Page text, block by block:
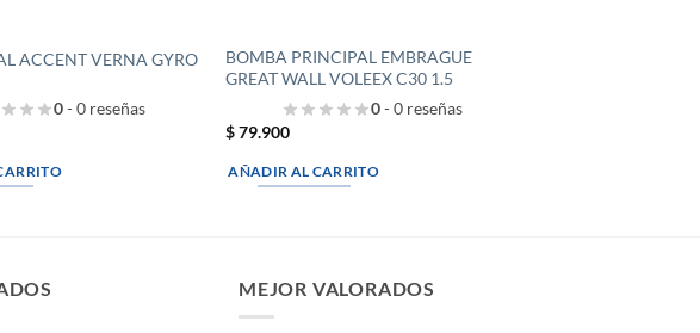
ACCENT VERNA GYRO
0- 0 reseñas
BOMBA PRINCIPAL EMBRAGUE
GREAT WALL VOLEEX C30 1.5
0- 0 reseñas
$79.900
AÑADIR AL CARRITO
MEJOR VALORADOS